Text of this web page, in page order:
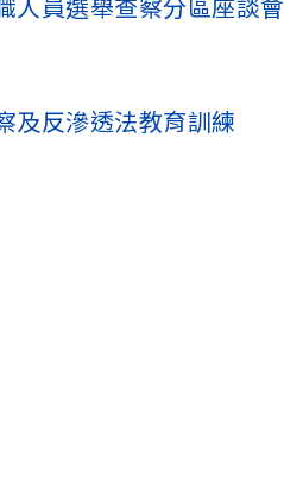
員選舉查察分區座談會
及反滲透法教育訓練